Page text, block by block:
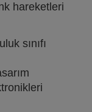
hareketleri
sınıfı